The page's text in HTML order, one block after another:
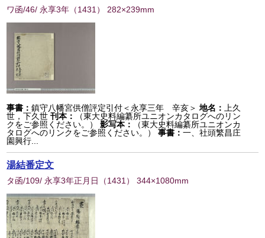
ワ函/46/ 永享3年 （1431 ） 282×239mm
事書：鎮守八幡宮供僧評定引付＜永享三年 辛亥＞地名：
上久
世，下久世 刊本：
（東大史料編纂所ユニオンカタログへのリン
クをご参照ください。）
影写本：
（東大史料編纂所ユニオンカ
タログへのリンクをご参照ください。）
事書：一、社頭繁昌庄
園興行...
湯結番定文
タ函/109/ 永享3年正月日 （1431 ） 344×1080mm